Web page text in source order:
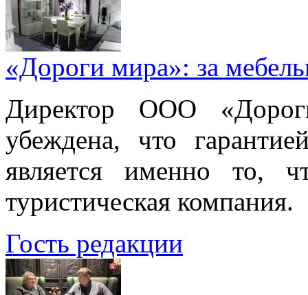
«Дороги мира»: за
Директор ООО
убеждена, что
является именно то,
туристическая компания.
Гость редакции